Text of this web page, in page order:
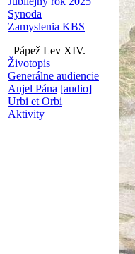
Synoda
Zamyslenia KBS
Pápež Lev XIV.
Životopis
Generálne audiencie
Anjel Pána [audio]
Urbi et Orbi
Aktivity